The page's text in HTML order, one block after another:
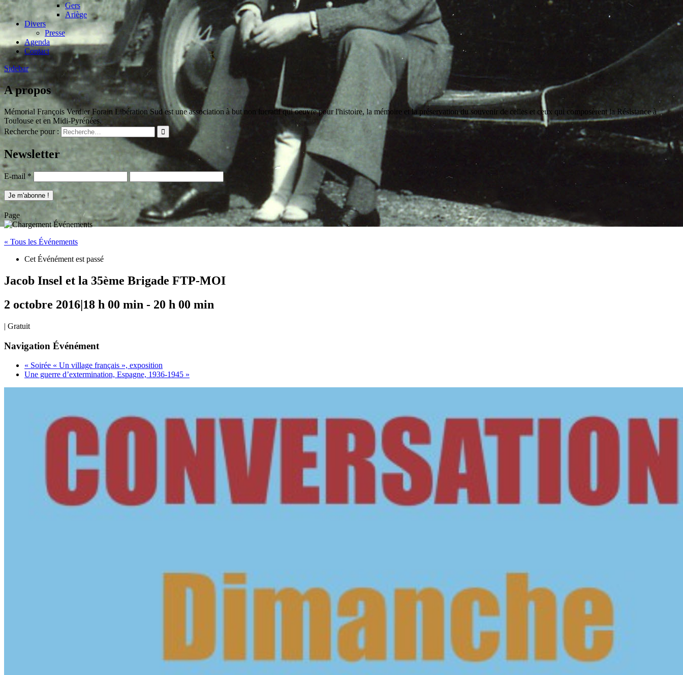
Gers
Ariège
Divers
Presse
Agenda
Contact
Sidebar
A propos
Mémorial François Verdier Forain Libération Sud est une association à but non lucratif qui oeuvre pour l'histoire, la mémoire et la préservation du souvenir de celles et ceux qui composèrent la Résistance à
Toulouse et en Midi-Pyrénées.
Recherche pour :
Newsletter
E-mail *
Page
« Tous les Événements
Cet Événément est passé
Jacob Insel et la 35ème Brigade FTP-MOI
2 octobre 2016|18 h 00 min - 20 h 00 min
| Gratuit
Navigation Événément
« Soirée « Un village français », exposition
Une guerre d’extermination, Espagne, 1936-1945 »